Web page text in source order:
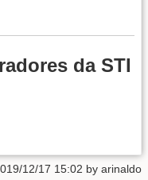
da STI
12/17 15:02 by arinaldo